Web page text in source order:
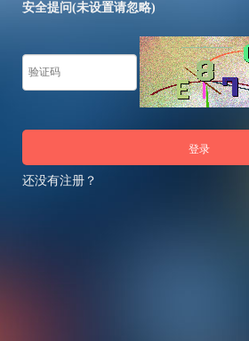
安全提问(未设置请忽略)
登录
还没有注册？